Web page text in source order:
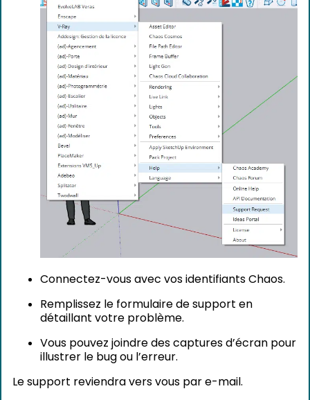
Connectez-vous avec vos identifiants Chaos.
Remplissez le formulaire de support en
détaillant votre problème.
Vous pouvez joindre des captures d’écran pour
illustrer le bug ou l’erreur.
Le support reviendra vers vous par e-mail.